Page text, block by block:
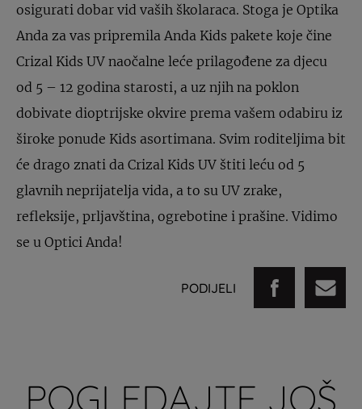
osigurati dobar vid vaših školaraca. Stoga je Optika
Anda za vas pripremila Anda Kids pakete koje čine
Crizal Kids UV naočalne leće prilagođene za djecu
od 5 – 12 godina starosti, a uz njih na poklon
dobivate dioptrijske okvire prema vašem odabiru iz
široke ponude Kids asortimana. Svim roditeljima bit
će drago znati da Crizal Kids UV štiti leću od 5
glavnih neprijatelja vida, a to su UV zrake,
refleksije, prljavština, ogrebotine i prašine. Vidimo
se u Optici Anda!
PODIJELI
POGLEDAJTE JOŠ